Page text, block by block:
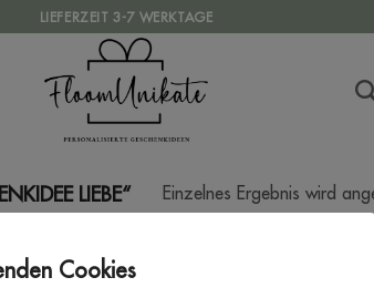
LIEFERZEIT 3-7 WERKTAGE
LIEBE“ Einzelnes Ergebnis wird
Cookies